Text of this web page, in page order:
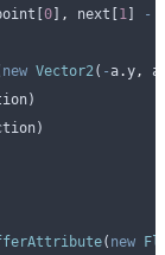
[0] , next [1 ] -
new Vector2 ( - a.y , a
)
)
( new